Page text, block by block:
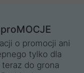
o promocji ani
tylko dla
do grona